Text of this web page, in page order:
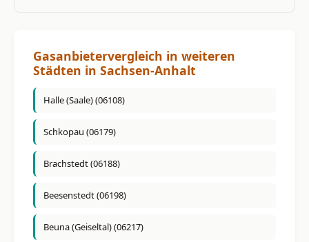
Gasanbietervergleich in weiteren
Städten in Sachsen-Anhalt
Halle (Saale) (06108)
Schkopau (06179)
Brachstedt (06188)
Beesenstedt (06198)
Beuna (Geiseltal) (06217)